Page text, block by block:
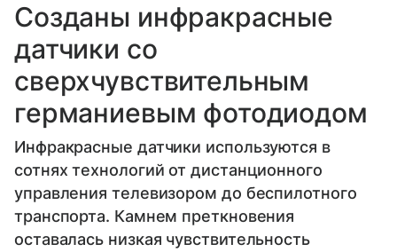
Созданы инфракрасные
датчики со
сверхчувствительным
германиевым фотодиодом
Инфракрасные датчики используются в
сотнях технологий от дистанционного
управления телевизором до беспилотного
транспорта. Камнем преткновения
оставалась низкая чувствительность